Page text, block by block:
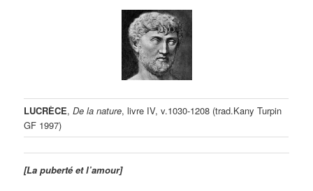
LUCRÈCE,De la nature, livre IV, v.1030-1208 (trad.Kany Turpin
GF 1997)
[La puberté et l’amour]